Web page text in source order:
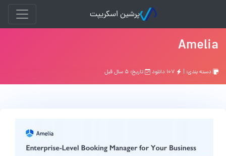
پرشین اسکریپت
Amelia
دسته بندی: | تاریخ: ۵ سال قبل